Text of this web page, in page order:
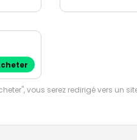
vous serez redirigé vers un